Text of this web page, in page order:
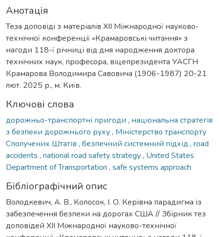
Анотація
Теза доповіді з матеріалів ХІІ Міжнародної науково-
технічної конференції «Крамаровські читання» з
нагоди 118-ї річниці від дня народження доктора
технічних наук, професора, віцепрезидента УАСГН
Крамарова Володимира Савовича (1906-1987) 20-21
лют. 2025 р., м. Київ.
Ключові слова
дорожньо-транспортні пригоди , національна стратегія
з безпеки дорожнього руху, Міністерство транспорту
Сполучених Штатів , безпечний системний підхід , road
accidents , national road safety strategy, United States
Department of Transportation , safe systems approach
Бібліографічний опис
Володкевич, А. В., Колосок, І. О. Керівна парадигма із
забезпечення безпеки на дорогах США // Збірник тез
доповідей ХІІ Міжнародної науково-технічної